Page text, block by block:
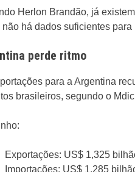
Herlon Brandão, já
há dados suficientes
perde ritmo
para a Argentina
brasileiros, segundo o
Exportações: US$ 1,325
Importações: US$ 1,285